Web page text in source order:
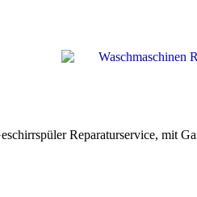
Reparaturservice,